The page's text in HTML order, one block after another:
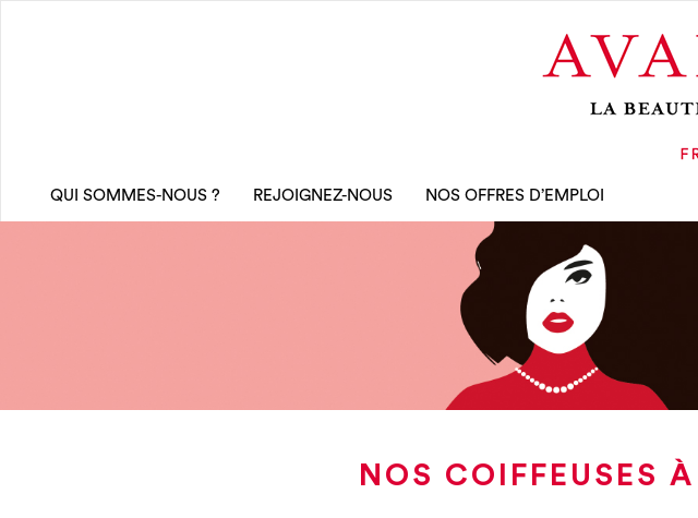
QUI SOMMES-NOUS ? REJOIGNEZ-NOUS NOS OFFRES D’EMPLOI
NOS COIFFEUSES